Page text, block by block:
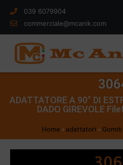
039 6079904
commerciale@mcanik.com
ADATTATORE A 90° DI
DADO GIREVOLE
Home» adattatori »